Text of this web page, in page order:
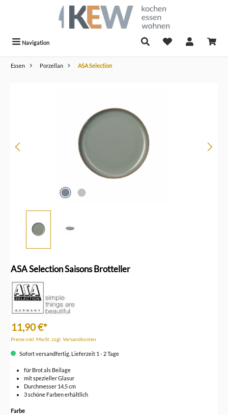
Navigation
Essen Porzellan ASA Selection
ASA Selection Saisons Brotteller
11,90 €*
Preise inkl. MwSt. zzgl. Versandkosten
Sofort versandfertig, Lieferzeit 1 - 2 Tage
für Brot als Beilage
mit spezieller Glasur
Durchmesser 14,5 cm
3 schöne Farben erhältlich
Farbeauswählen